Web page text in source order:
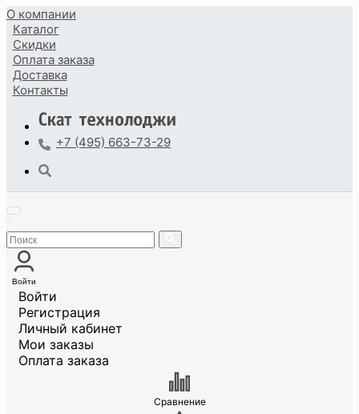
О компании
Каталог
Скидки
Оплата заказа
Доставка
Контакты
+7 (495) 663-73-29
Войти
Войти
Регистрация
Личный кабинет
Мои заказы
Оплата заказа
Сравнение